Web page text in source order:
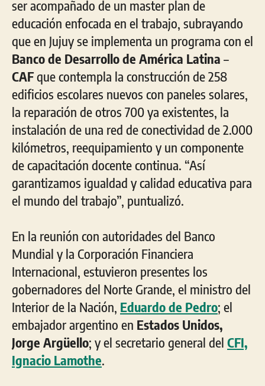
ser acompañado de un master plan de
educación enfocada en el trabajo, subrayando
que en Jujuy se implementa un programa con el
Banco de Desarrollo de América Latina –
CAFque contempla la construcción de 258
edificios escolares nuevos con paneles solares,
la reparación de otros 700 ya existentes, la
instalación de una red de conectividad de 2.000
kilómetros, reequipamiento y un componente
de capacitación docente continua. “Así
garantizamos igualdad y calidad educativa para
el mundo del trabajo”, puntualizó.
En la reunión con autoridades del Banco
Mundial y la Corporación Financiera
Internacional, estuvieron presentes los
gobernadores del Norte Grande, el ministro del
Interior de la Nación, Eduardo de Pedro; el
embajador argentino en Estados Unidos,
Jorge Argüello; y el secretario general del CFI,
Ignacio Lamothe.